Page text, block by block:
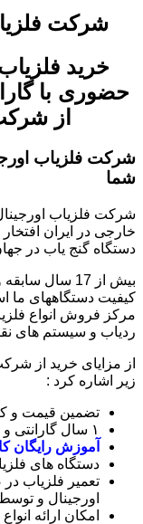
شرکت
خرید
حضوری با
از
شرکت فلزیاب
شما
شرکت فلزیاب
خارجی در ایران
دستگاه گنج یاب در
بیش از 17
کیفیت دستگاههای ما
مرکز فروش انواع
ردیاب و سیستم های
از مزایای خرید از
زیر اشاره کرد :
تضمین قیمت و
۱ سال گارانتی و خدمات پس از فروش
آموزش رایگان
دستگاه های
تعمیر فلزیاب
اورجینال و
امکان ارائه